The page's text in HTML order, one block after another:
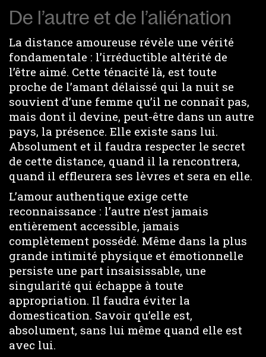
De l’autre et de l’aliénation
La distance amoureuse révèle une vérité
fondamentale : l’irréductible altérité de
l’être aimé. Cette ténacité là, est toute
proche de l’amant délaissé qui la nuit se
souvient d’une femme qu’il ne connaît pas,
mais dont il devine, peut-être dans un autre
pays, la présence. Elle existe sans lui.
Absolument et il faudra respecter le secret
de cette distance, quand il la rencontrera,
quand il effleurera ses lèvres et sera en elle.
L’amour authentique exige cette
reconnaissance : l’autre n’est jamais
entièrement accessible, jamais
complètement possédé. Même dans la plus
grande intimité physique et émotionnelle
persiste une part insaisissable, une
singularité qui échappe à toute
appropriation. Il faudra éviter la
domestication. Savoir qu’elle est,
absolument, sans lui même quand elle est
avec lui.